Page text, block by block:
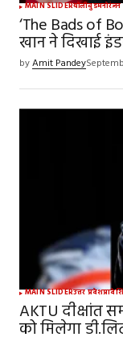
MAIN SLIDERबॉलीवुडमनोरंजन
‘The Bads of
खान ने दिखाई
byAmit Pandey
MAIN SLIDERउत्तर प्रदेश
AKTU दीक्षांत
को मिलेगा